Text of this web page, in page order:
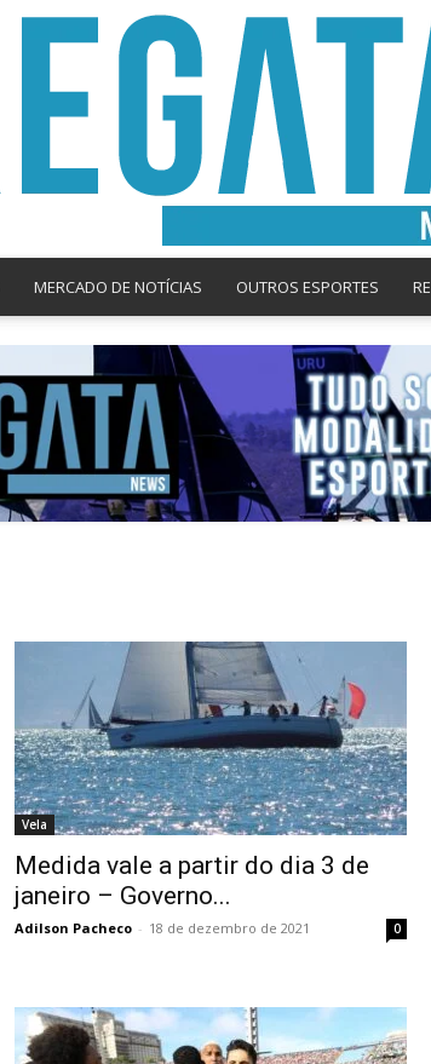
News
MERCADO DE NOTÍCIAS OUTROS ESPORTES
Vela
Medida vale a partir do dia 3 de
janeiro – Governo...
Adilson Pacheco - 18 de dezembro de 2021 0